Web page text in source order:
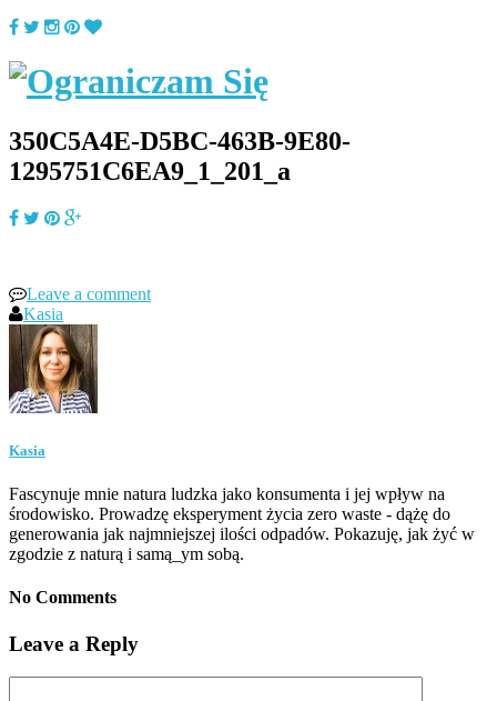
350C5A4E-D5BC-463B-9E80-
1295751C6EA9_1_201_a
Leave a comment
Kasia
Kasia
Fascynuje mnie natura ludzka jako konsumenta i jej wpływ na
środowisko. Prowadzę eksperyment życia zero waste - dążę do
generowania jak najmniejszej ilości odpadów. Pokazuję, jak żyć w
zgodzie z naturą i samą_ym sobą.
No Comments
Leave a Reply